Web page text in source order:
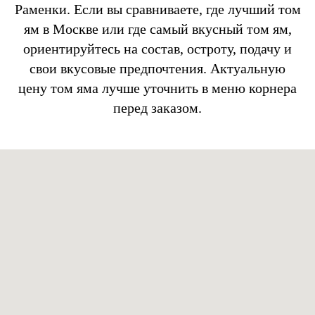
Раменки. Если вы сравниваете, где лучший том
ям в Москве или где самый вкусный том ям,
ориентируйтесь на состав, остроту, подачу и
свои вкусовые предпочтения. Актуальную
цену том яма лучше уточнить в меню корнера
перед заказом.